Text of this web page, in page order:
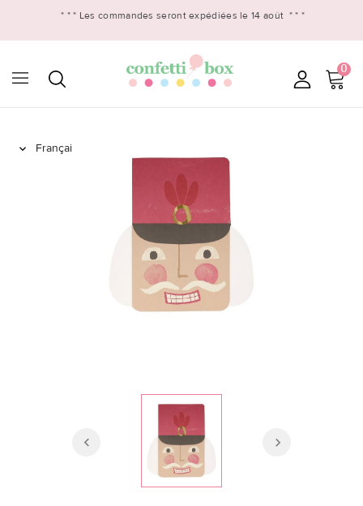
* * * Les commandes seront expédiées le 14 août * * *
0
